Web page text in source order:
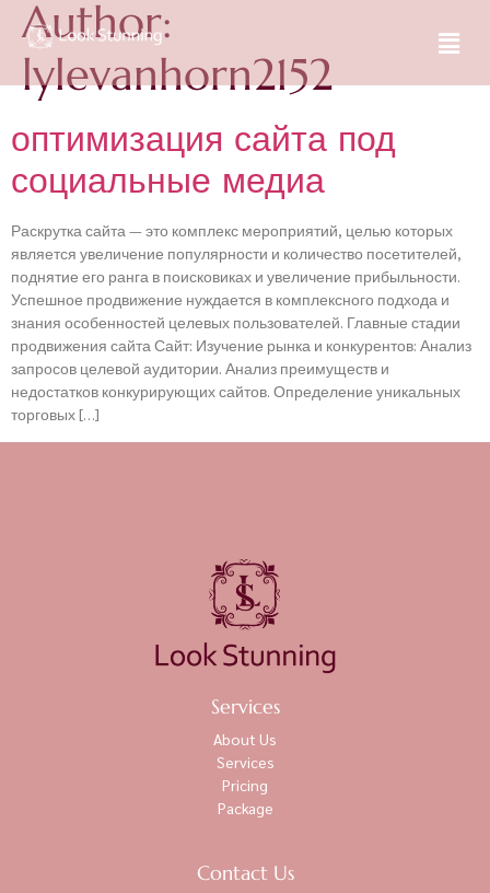
Author:
lylevanhorn2152
оптимизация сайта под
социальные медиа
Раскрутка сайта — это комплекс мероприятий, целью которых
является увеличение популярности и количество посетителей,
поднятие его ранга в поисковиках и увеличение прибыльности.
Успешное продвижение нуждается в комплексного подхода и
знания особенностей целевых пользователей. Главные стадии
продвижения сайта Сайт: Изучение рынка и конкурентов: Анализ
запросов целевой аудитории. Анализ преимуществ и
недостатков конкурирующих сайтов. Определение уникальных
торговых […]
Services
About Us
Services
Pricing
Package
Contact Us